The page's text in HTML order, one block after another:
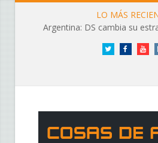
LO MÁS
Argentina: DS cambia su
Twitter Facebook